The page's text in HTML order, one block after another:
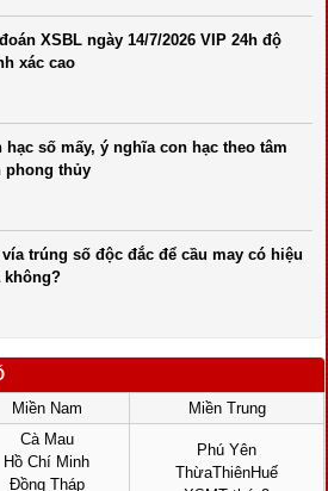
XSBL ngày 14/7/2026 VIP 24h độ
xác cao
hạc số mấy, ý nghĩa con hạc theo tâm
phong thủy
trúng số độc đắc để cầu may có hiệu
không?
Miền Nam Miền Trung
Cà Mau
Hồ Chí Minh
Đồng Tháp
Phú Yên
ThừaThiênHuế